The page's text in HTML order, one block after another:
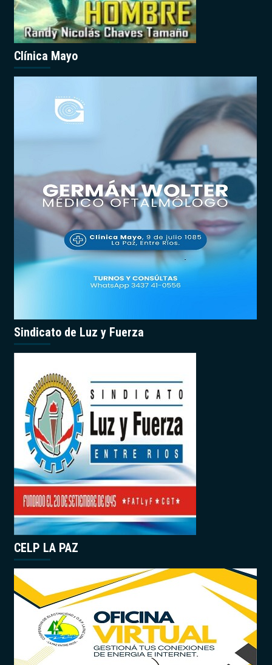
Clínica Mayo
Sindicato de Luz y Fuerza
CELP LA PAZ